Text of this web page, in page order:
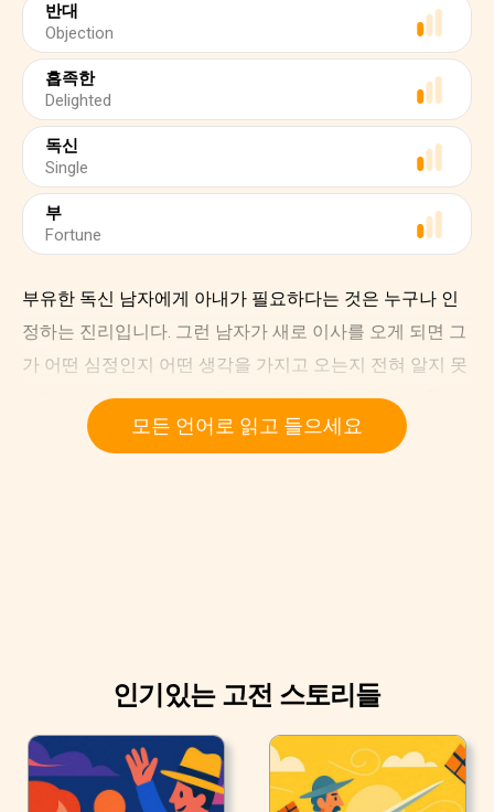
반대
Objection
흡족한
Delighted
독신
Single
부
Fortune
부유한 독신 남자에게 아내가 필요하다는 것은 누구나 인
정하는 진리입니다. 그런 남자가 새로 이사를 오게 되면 그
가 어떤 심정인지 어떤 생각을 가지고 오는지 전혀 알지 못
하면서도 그 주위의 집안들은 이런 진리를 너무나도 확고
하게 믿는 나머지, 그를 자기 집안 딸들 중 하나가 차지하게
모든 언어로 읽고 들으세요
인기있는 고전 스토리들